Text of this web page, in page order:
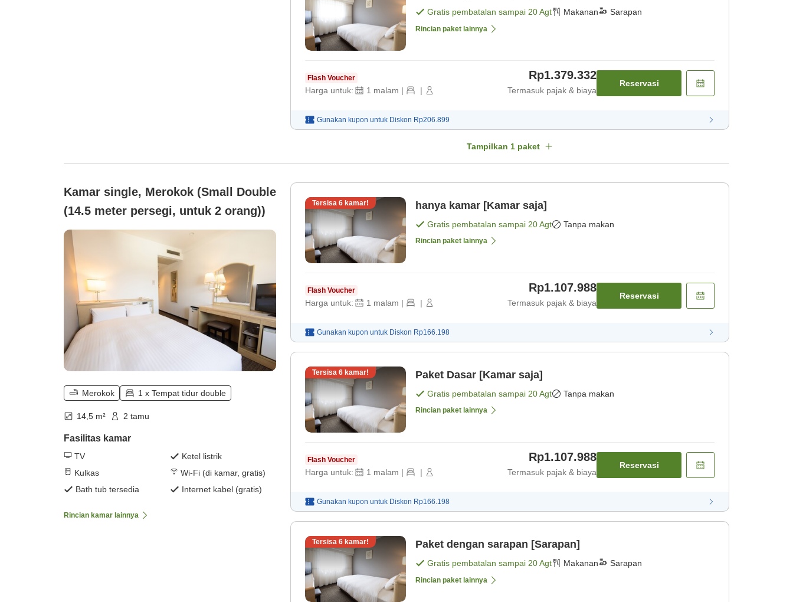
Gratis pembatalan sampai 20 Agt Makanan Sarapan
Rincian paket lainnya
Flash Voucher
Harga untuk: 1 malam | |
Rp1.379.332
Termasuk pajak & biaya
Reservasi
Gunakan kupon untuk Diskon Rp206.899
Tampilkan 1 paket
Kamar single, Merokok (Small Double
(14.5 meter persegi, untuk 2 orang))
Merokok 1 x Tempat tidur double
14,5 m² 2 tamu
Fasilitas kamar
TV
Ketel listrik
Kulkas
Wi-Fi (di kamar, gratis)
Bath tub tersedia
Internet kabel (gratis)
Rincian kamar lainnya
Tersisa 6 kamar! hanya kamar [Kamar saja]
Gratis pembatalan sampai 20 Agt Tanpa makan
Rincian paket lainnya
Flash Voucher
Harga untuk: 1 malam | |
Rp1.107.988
Termasuk pajak & biaya
Reservasi
Gunakan kupon untuk Diskon Rp166.198
Tersisa 6 kamar! Paket Dasar [Kamar saja]
Gratis pembatalan sampai 20 Agt Tanpa makan
Rincian paket lainnya
Flash Voucher
Harga untuk: 1 malam | |
Rp1.107.988
Termasuk pajak & biaya
Reservasi
Gunakan kupon untuk Diskon Rp166.198
Tersisa 6 kamar! Paket dengan sarapan [Sarapan]
Gratis pembatalan sampai 20 Agt Makanan Sarapan
Rincian paket lainnya